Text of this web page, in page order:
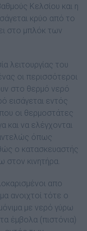
Κελσίου και η
κρύο από το
στο µπλόκ των
λειτουργίας του
οι περισσότεροι
στο θερµό νερό
εισάγεται εντός
οι θερµοστάτες
και να ελέγχονται
όπως
ο κατασκευαστής
στον κινητήρα.
απο
ανοιχτοί τότε ο
µε νερό γύρω
έµβολα (πιστόνια)